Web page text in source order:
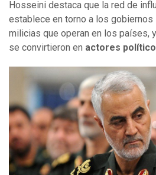
Hosseini destaca que la red de
establece en torno a los
milicias que operan en los países,
se convirtieron en actores